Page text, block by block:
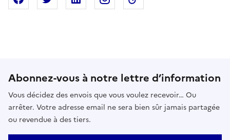
Abonnez-vous à notre lettre d’information
Vous décidez des envois que vous voulez recevoir… Ou
arrêter. Votre adresse email ne sera bien sûr jamais partagée
ou revendue à des tiers.